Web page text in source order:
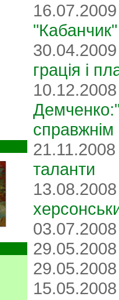
грація і
справжнім
таланти